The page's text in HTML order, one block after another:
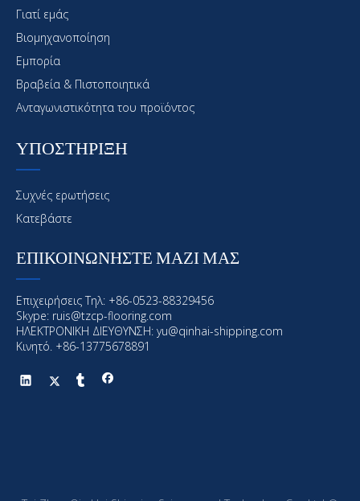
Γιατί εμάς
Βιομηχανοποίηση
Εμπορία
Βραβεία & Πιστοποιητικά
Ανταγωνιστικότητα του προϊόντος
ΥΠΟΣΤΗΡΙΞΗ
Συχνές ερωτήσεις
Κατεβάστε
ΕΠΙΚΟΙΝΩΝΗΣΤΕ ΜΑΖΙ ΜΑΣ
Επιχειρήσεις Τηλ: +86-0523-88329456
Skype: ruis@tzcp-flooring.com
ΗΛΕΚΤΡΟΝΙΚΗ ΔΙΕΥΘΥΝΣΗ: yu@qinhai-shipping.com
Κινητό. +86-13775678891